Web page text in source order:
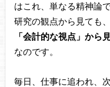
はこれ、単なる精神論
研究の観点から見ても
「会計的な視点」から
なのです。
毎日、仕事に追われ、